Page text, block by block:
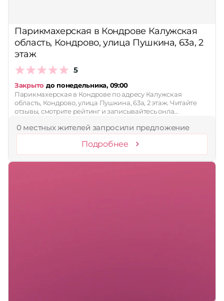
Применить
Сбросить
Парикмахерская в Кондрове Калужская
область, Кондрово, улица Пушкина, 63а, 2
этаж
5
Закрыто до понедельника, 09:00
Парикмахерская в Кондрове по адресу Калужская
область, Кондрово, улица Пушкина, 63а, 2 этаж. Читайте
отзывы, смотрите рейтинг и записывайтесь онла…
0 местных жителей запросили предложение
Подробнее